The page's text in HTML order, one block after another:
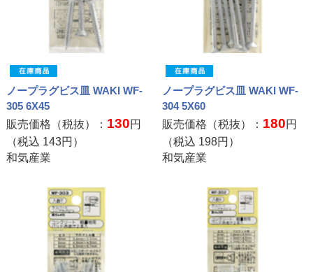
ノープラグビス皿 WAKI WF-
305 6X45
販売価格（税抜）： 130円
（税込 143円）
和気産業
ノープラグビス皿 WAKI WF-
304 5X60
販売価格（税抜）： 180円
（税込 198円）
和気産業